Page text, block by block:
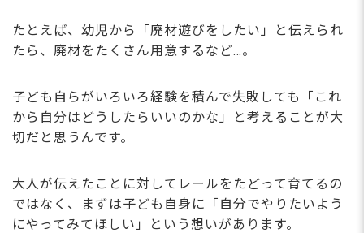
たとえば、幼児から「廃材遊びをしたい」と伝えられ
たら、廃材をたくさん用意するなど…。
子ども自らがいろいろ経験を積んで失敗しても「これ
から自分はどうしたらいいのかな」と考えることが大
切だと思うんです。
大人が伝えたことに対してレールをたどって育てるの
ではなく、まずは子ども自身に「自分でやりたいよう
にやってみてほしい」という想いがあります。